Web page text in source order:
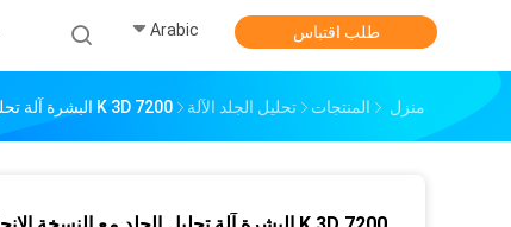
Arabic طلب اقتباس
منزل المنتجات تحليل الجلد الآلة 7200 K 3D البشرة آلة تحليل الجلد مع النسخة الإنجليزية البرمجيات